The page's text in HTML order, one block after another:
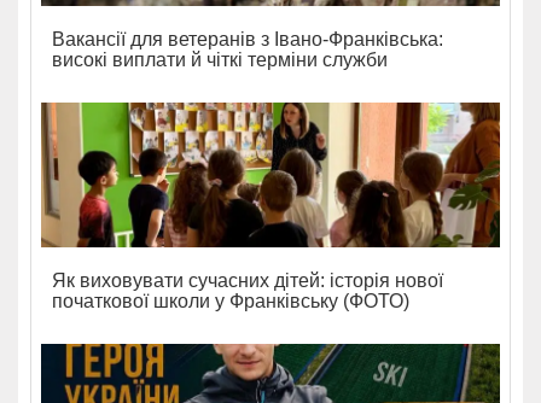
Вакансії для ветеранів з Івано-Франківська:
високі виплати й чіткі терміни служби
Як виховувати сучасних дітей: історія нової
початкової школи у Франківську (ФОТО)